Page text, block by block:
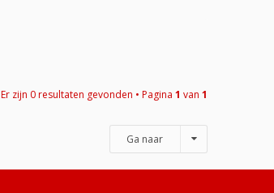
Er zijn 0 resultaten gevonden • Pagina 1 van 1
Ga naar